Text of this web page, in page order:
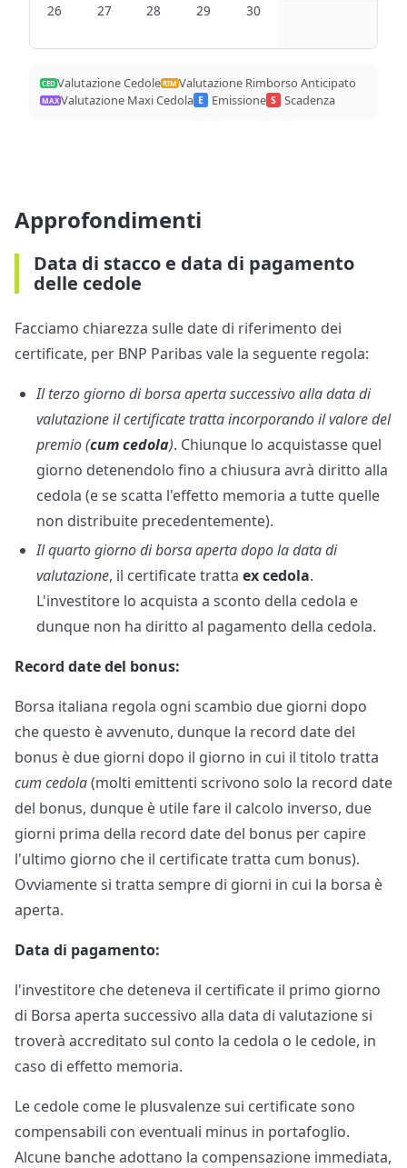
26 27 28 29 30
CEDValutazione CedoleRIM Valutazione Rimborso Anticipato
MAXValutazione Maxi Cedola E Emissione S Scadenza
Approfondimenti
Data di stacco e data di pagamento
delle cedole
Facciamo chiarezza sulle date di riferimento dei
certificate, per BNP Paribas vale la seguente regola:
Il terzo giorno di borsa aperta successivo alla data di
valutazione il certificate tratta incorporando il valore del
premio (cum cedola). Chiunque lo acquistasse quel
giorno detenendolo fino a chiusura avrà diritto alla
cedola (e se scatta l'effetto memoria a tutte quelle
non distribuite precedentemente).
Il quarto giorno di borsa aperta dopo la data di
valutazione, il certificate tratta ex cedola.
L'investitore lo acquista a sconto della cedola e
dunque non ha diritto al pagamento della cedola.
Record date del bonus:
Borsa italiana regola ogni scambio due giorni dopo
che questo è avvenuto, dunque la record date del
bonus è due giorni dopo il giorno in cui il titolo tratta
cum cedola(molti emittenti scrivono solo la record date
del bonus, dunque è utile fare il calcolo inverso, due
giorni prima della record date del bonus per capire
l'ultimo giorno che il certificate tratta cum bonus).
Ovviamente si tratta sempre di giorni in cui la borsa è
aperta.
Data di pagamento:
l'investitore che deteneva il certificate il primo giorno
di Borsa aperta successivo alla data di valutazione si
troverà accreditato sul conto la cedola o le cedole, in
caso di effetto memoria.
Le cedole come le plusvalenze sui certificate sono
compensabili con eventuali minus in portafoglio.
Alcune banche adottano la compensazione immediata,